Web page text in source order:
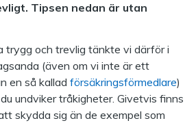
Tipsen nedan är utan
trygg och trevlig tänkte vi därför i
(även om vi inte är ett
en så kallad försäkringsförmedlare)
undviker tråkigheter. Givetvis finns
skydda sig än de exempel som